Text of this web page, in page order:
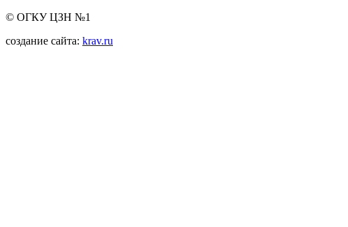
© ОГКУ ЦЗН №1
создание сайта: krav.ru